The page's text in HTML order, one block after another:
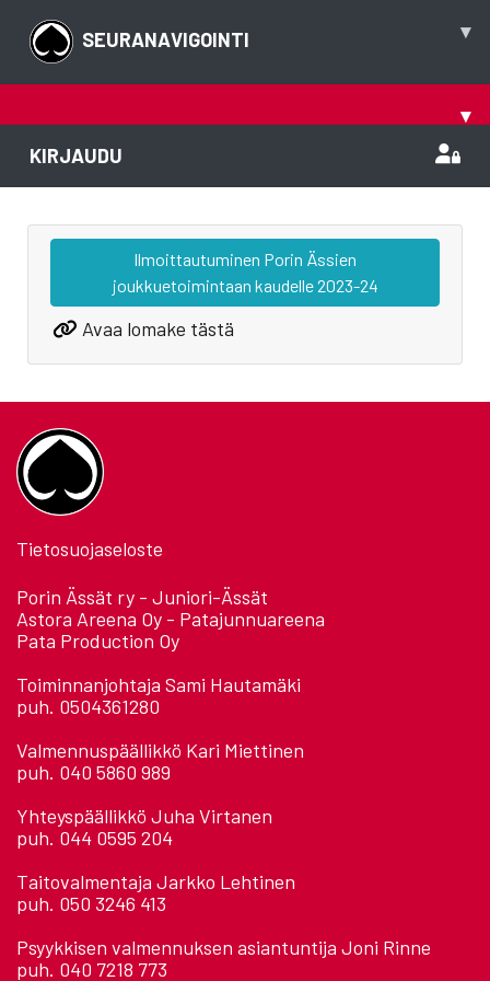
SEURANAVIGOINTI ▾
▾
KIRJAUDU
Ilmoittautuminen Porin Ässien
joukkuetoimintaan kaudelle 2023-24
Avaa lomake tästä
Tietosuojaseloste
Porin Ässät ry - Juniori-Ässät
Astora Areena Oy - Patajunnuareena
Pata Production Oy
Toiminnanjohtaja Sami Hautamäki
puh. 0504361280
Valmennuspäällikkö Kari Miettinen
puh. 040 5860 989
Yhteyspäällikkö Juha Virtanen
puh. 044 0595 204
Taitovalmentaja Jarkko Lehtinen
puh. 050 3246 413
Psyykkisen valmennuksen asiantuntija Joni Rinne
puh. 040 7218 773